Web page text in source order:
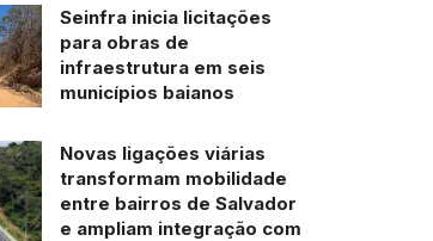
Seinfra inicia licitações
para obras de
infraestrutura em seis
municípios baianos
Novas ligações viárias
transformam mobilidade
entre bairros de Salvador
e ampliam integração com